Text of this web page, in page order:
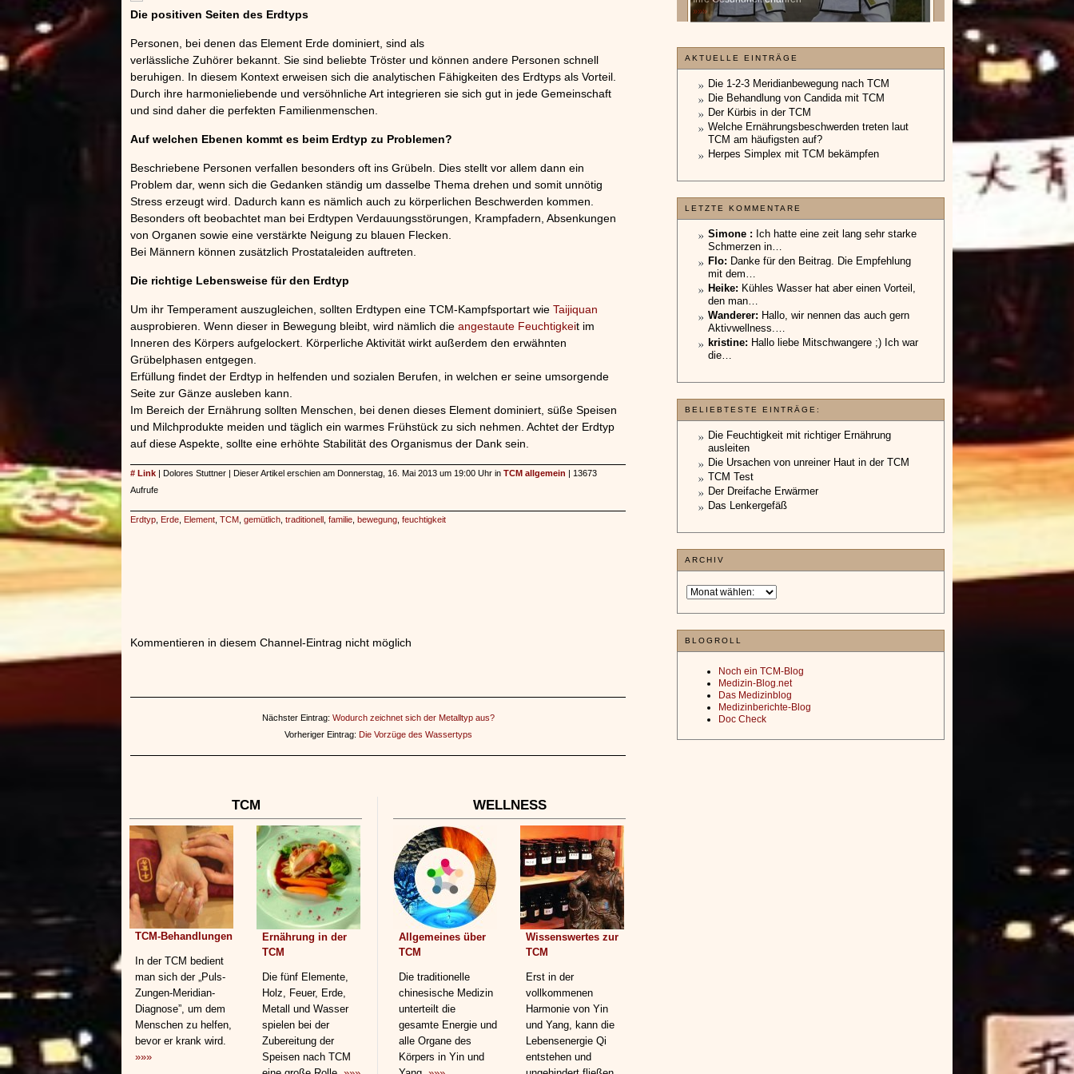
Die positiven Seiten des Erdtyps
Personen, bei denen das Element Erde dominiert, sind als
verlässliche Zuhörer bekannt. Sie sind beliebte Tröster und können andere Personen schnell
beruhigen. In diesem Kontext erweisen sich die analytischen Fähigkeiten des Erdtyps als Vorteil.
Durch ihre harmonieliebende und versöhnliche Art integrieren sie sich gut in jede Gemeinschaft
und sind daher die perfekten Familienmenschen.
Auf welchen Ebenen kommt es beim Erdtyp zu Problemen?
Beschriebene Personen verfallen besonders oft ins Grübeln. Dies stellt vor allem dann ein
Problem dar, wenn sich die Gedanken ständig um dasselbe Thema drehen und somit unnötig
Stress erzeugt wird. Dadurch kann es nämlich auch zu körperlichen Beschwerden kommen.
Besonders oft beobachtet man bei Erdtypen Verdauungsstörungen, Krampfadern, Absenkungen
von Organen sowie eine verstärkte Neigung zu blauen Flecken.
Bei Männern können zusätzlich Prostataleiden auftreten.
Die richtige Lebensweise für den Erdtyp
Um ihr Temperament auszugleichen, sollten Erdtypen eine TCM-Kampfsportart wie Taijiquan
ausprobieren. Wenn dieser in Bewegung bleibt, wird nämlich die angestaute Feuchtigkeit im
Inneren des Körpers aufgelockert. Körperliche Aktivität wirkt außerdem den erwähnten
Grübelphasen entgegen.
Erfüllung findet der Erdtyp in helfenden und sozialen Berufen, in welchen er seine umsorgende
Seite zur Gänze ausleben kann.
Im Bereich der Ernährung sollten Menschen, bei denen dieses Element dominiert, süße Speisen
und Milchprodukte meiden und täglich ein warmes Frühstück zu sich nehmen. Achtet der Erdtyp
auf diese Aspekte, sollte eine erhöhte Stabilität des Organismus der Dank sein.
# Link | Dolores Stuttner | Dieser Artikel erschien am Donnerstag, 16. Mai 2013 um 19:00 Uhr in TCM allgemein | 13673
Aufrufe
Erdtyp Erde Element TCM gemütlich traditionell familie bewegung feuchtigkeit
Kommentieren in diesem Channel-Eintrag nicht möglich
Nächster Eintrag: Wodurch zeichnet sich der Metalltyp aus?
Vorheriger Eintrag: Die Vorzüge des Wassertyps
TCM
TCM-Behandlungen
In der TCM bedient
man sich der „Puls-
Zungen-Meridian-
Diagnose”, um dem
Menschen zu helfen,
bevor er krank wird.
»»»
Ernährung in der
TCM
Die fünf Elemente,
Holz, Feuer, Erde,
Metall und Wasser
spielen bei der
Zubereitung der
Speisen nach TCM
WELLNESS
Allgemeines über
TCM
Die traditionelle
chinesische Medizin
unterteilt die
gesamte Energie und
alle Organe des
Körpers in Yin und
Wissenswertes zur
TCM
Erst in der
vollkommenen
Harmonie von Yin
und Yang, kann die
Lebensenergie Qi
entstehen und
»»»
»»»
AKTUELLE EINTRÄGE
Die 1-2-3 Meridianbewegung nach TCM
Die Behandlung von Candida mit TCM
Der Kürbis in der TCM
Welche Ernährungsbeschwerden treten laut
TCM am häufigsten auf?
Herpes Simplex mit TCM bekämpfen
LETZTE KOMMENTARE
Simone : Ich hatte eine zeit lang sehr starke
Schmerzen in…
Flo: Danke für den Beitrag. Die Empfehlung
mit dem…
Heike: Kühles Wasser hat aber einen Vorteil,
den man…
Wanderer: Hallo, wir nennen das auch gern
Aktivwellness.…
kristine: Hallo liebe Mitschwangere ;) Ich war
die…
BELIEBTESTE EINTRÄGE:
Die Feuchtigkeit mit richtiger Ernährung
ausleiten
Die Ursachen von unreiner Haut in der TCM
TCM Test
Der Dreifache Erwärmer
Das Lenkergefäß
ARCHIV
BLOGROLL
Noch ein TCM-Blog
Medizin-Blog.net
Das Medizinblog
Medizinberichte-Blog
Doc Check